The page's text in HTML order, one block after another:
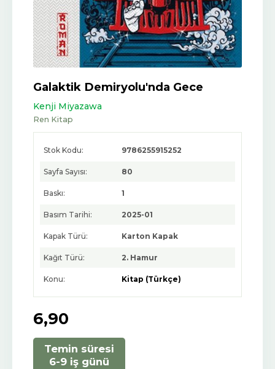
Galaktik Demiryolu'nda Gece
Kenji Miyazawa
Ren Kitap
Stok Kodu: 9786255915252
Sayfa Sayısı: 80
Baskı: 1
Basım Tarihi: 2025-01
Kapak Türü: Karton Kapak
Kağıt Türü: 2. Hamur
Konu: Kitap (Türkçe)
6,90
Temin süresi
6-9 iş günü